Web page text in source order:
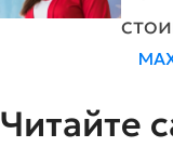
Читайте